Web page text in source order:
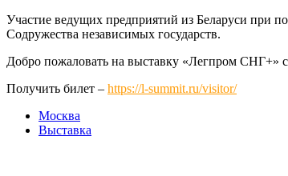
Участие ведущих предприятий из Беларуси при
Содружества независимых государств.
Добро пожаловать на выставку «Легпром СНГ+»
Получить билет – https://l-summit.ru/visitor/
Москва
Выставка